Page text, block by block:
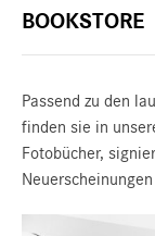
BOOKSTORE
Passend zu den
finden sie in
Fotobücher,